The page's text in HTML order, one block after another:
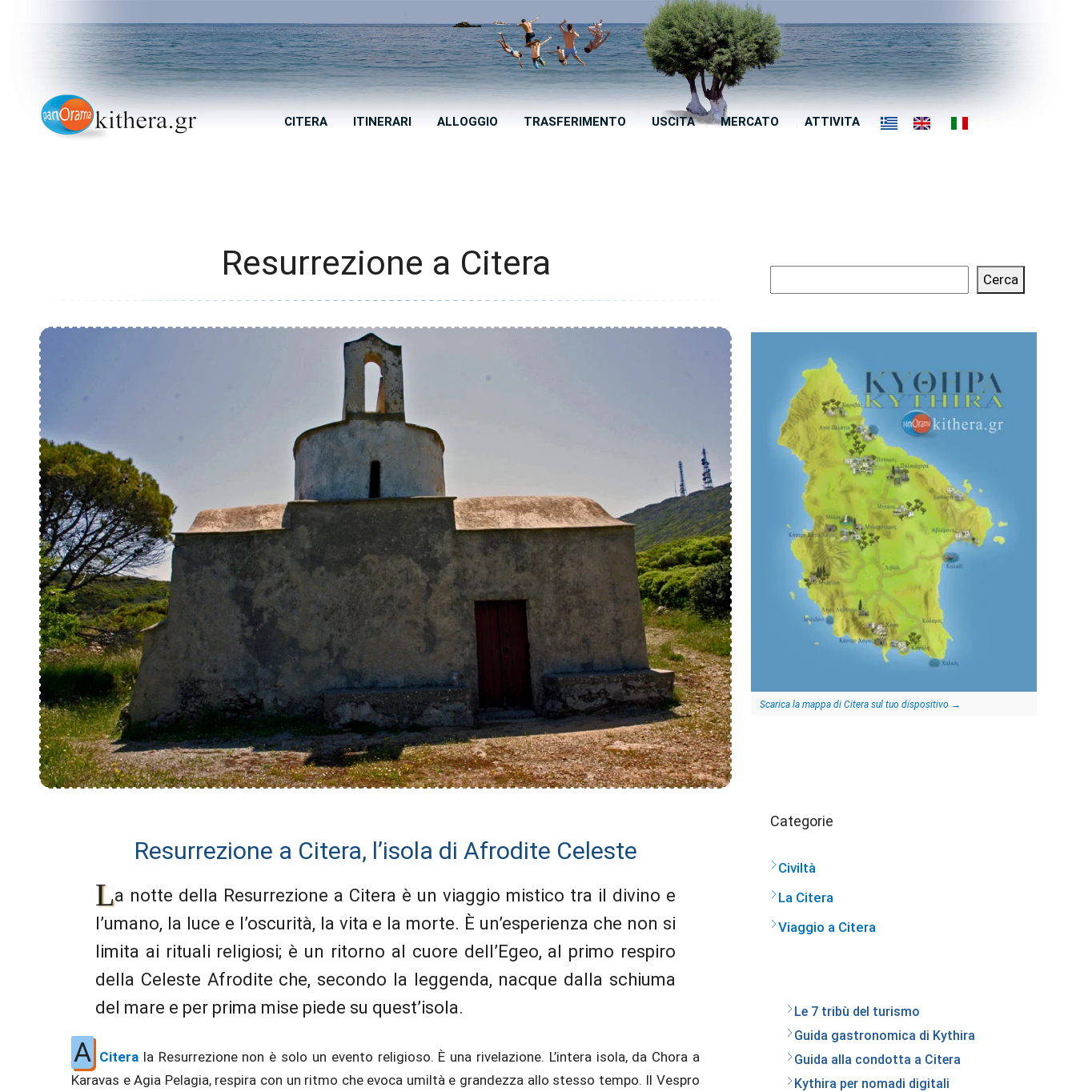
CITERA ITINERARI ALLOGGIO TRASFERIMENTO USCITA MERCATO ATTIVITA
Resurrezione a Citera
Resurrezione a Citera, l’isola di Afrodite Celeste
La notte della Resurrezione a Citera è un viaggio mistico tra il divino e
l’umano, la luce e l’oscurità, la vita e la morte. È un’esperienza che non si
limita ai rituali religiosi; è un ritorno al cuore dell’Egeo, al primo respiro
della Celeste Afrodite che, secondo la leggenda, nacque dalla schiuma
del mare e per prima mise piede su quest’isola.
A Citera la Resurrezione non è solo un evento religioso. È una rivelazione. L’intera isola, da Chora a
Karavas e Agia Pelagia, respira con un ritmo che evoca umiltà e grandezza allo stesso tempo. Il Vespro
Cerca
Scarica la mappa di Citera sul tuo dispositivo →
Categorie
Civiltà
La Citera
Viaggio a Citera
Le 7 tribù del turismo
Guida gastronomica di Kythira
Guida alla condotta a Citera
Kythira per nomadi digitali